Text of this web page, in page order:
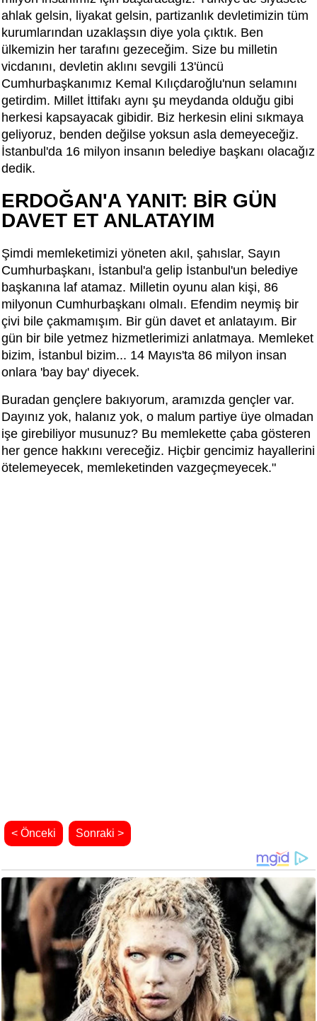
ahlak gelsin, liyakat gelsin, partizanlık devletimizin tüm
kurumlarından uzaklaşsın diye yola çıktık. Ben
ülkemizin her tarafını gezeceğim. Size bu milletin
vicdanını, devletin aklını sevgili 13'üncü
Cumhurbaşkanımız Kemal Kılıçdaroğlu'nun selamını
getirdim. Millet İttifakı aynı şu meydanda olduğu gibi
herkesi kapsayacak gibidir. Biz herkesin elini sıkmaya
geliyoruz, benden değilse yoksun asla demeyeceğiz.
İstanbul'da 16 milyon insanın belediye başkanı olacağız
dedik.
ERDOĞAN'A YANIT: BİR GÜN
DAVET ET ANLATAYIM
Şimdi memleketimizi yöneten akıl, şahıslar, Sayın
Cumhurbaşkanı, İstanbul'a gelip İstanbul'un belediye
başkanına laf atamaz. Milletin oyunu alan kişi, 86
milyonun Cumhurbaşkanı olmalı. Efendim neymiş bir
çivi bile çakmamışım. Bir gün davet et anlatayım. Bir
gün bir bile yetmez hizmetlerimizi anlatmaya. Memleket
bizim, İstanbul bizim... 14 Mayıs'ta 86 milyon insan
onlara 'bay bay' diyecek.
Buradan gençlere bakıyorum, aramızda gençler var.
Dayınız yok, halanız yok, o malum partiye üye olmadan
işe girebiliyor musunuz? Bu memlekette çaba gösteren
her gence hakkını vereceğiz. Hiçbir gencimiz hayallerini
ötelemeyecek, memleketinden vazgeçmeyecek."
< Önceki Sonraki >